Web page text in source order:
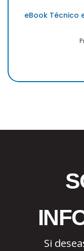
eBook Técnico
Si